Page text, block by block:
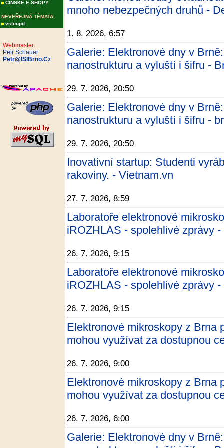
ČÍNSKÉ E-SHOPY
NEVEŘEJNÁ TÉMATA:
vstoupit
Webmaster:
Petr Schauer
Petr@ISIBrno.Cz
mnoho nebezpečných druhů -
1. 8. 2026, 6:57
Galerie: Elektronové dny v
nanostrukturu a vyluští i šifru -
29. 7. 2026, 20:50
Galerie: Elektronové dny v
nanostrukturu a vyluští i šifru -
29. 7. 2026, 20:50
Inovativní startup: Studenti
rakoviny. - Vietnam.vn
27. 7. 2026, 8:59
Laboratoře elektronové
iROZHLAS - spolehlivé zprávy
26. 7. 2026, 9:15
Laboratoře elektronové
iROZHLAS - spolehlivé zprávy
26. 7. 2026, 9:15
Elektronové mikroskopy z Brna
mohou využívat za dostupnou
26. 7. 2026, 9:00
Elektronové mikroskopy z Brna
mohou využívat za dostupnou
26. 7. 2026, 6:00
Galerie: Elektronové dny v